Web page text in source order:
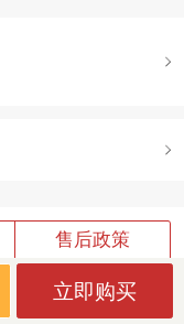
售后政策
立即购买